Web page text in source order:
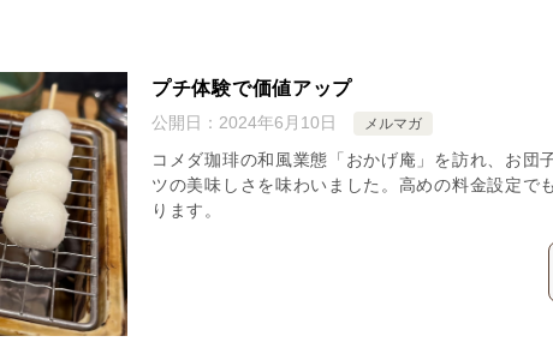
プチ体験で価値アップ
公開日： 2024年6月10日 メルマガ
コメダ珈琲の和風業態「おかげ庵」を訪れ、お団
ツの美味しさを味わいました。高めの料金設定で
ります。